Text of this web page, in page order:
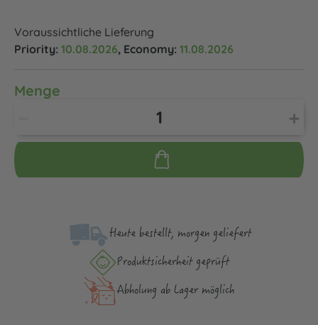
Voraussichtliche Lieferung
Priority: 10.08.2026, Economy: 11.08.2026
Menge
Heute bestellt, morgen geliefert
Produktsicher­heit geprüft
Abholung ab Lager möglich